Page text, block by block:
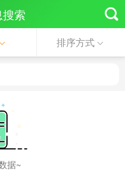
索
排序方式
据~